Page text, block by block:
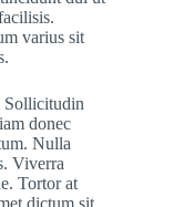
varius sit
Sollicitudin
donec
Nulla
Viverra
Tortor at
dictum sit